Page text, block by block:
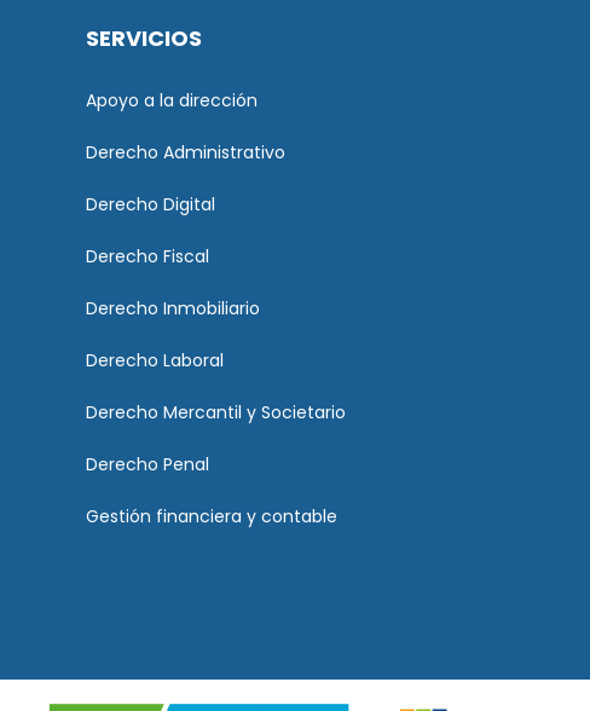
SERVICIOS
Apoyo a la dirección
Derecho Administrativo
Derecho Digital
Derecho Fiscal
Derecho Inmobiliario
Derecho Laboral
Derecho Mercantil y Societario
Derecho Penal
Gestión financiera y contable